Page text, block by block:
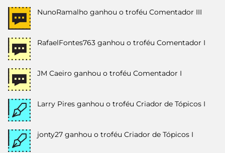
NunoRamalho ganhou o troféu Comentador III
RafaelFontes763 ganhou o troféu Comentador I
JM Caeiro ganhou o troféu Comentador I
Larry Pires ganhou o troféu Criador de Tópicos I
jonty27 ganhou o troféu Criador de Tópicos I